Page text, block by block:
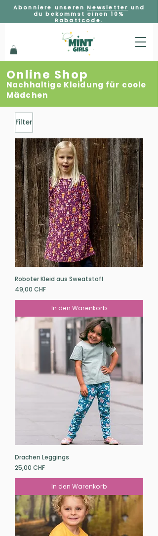
Abonniere unserenNewsletter und
du bekommst einen 10%
Rabattcode.
Online Shop
Nachhaltige Kleidung für coole
Mädchen
Filter
Roboter Kleid aus Sweatstoff
Preis
49,00 CHF
In den Warenkorb
Drachen Leggings
Preis
25,00 CHF
In den Warenkorb